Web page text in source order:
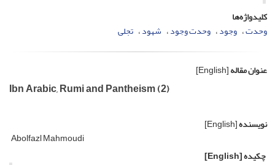
کلیدواژه‌ها
وحدت وجود وحدت وجود شهود تجلی
عنوان مقاله[English]
Ibn Arabic, Rumi and Pantheism (2)
نویسنده[English]
Abolfazl Mahmoudi
چکیده[English]